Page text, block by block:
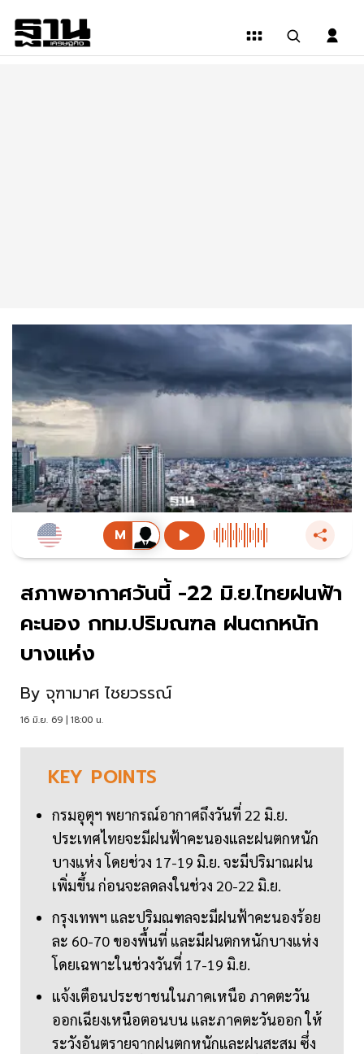
สภาพอากาศวันนี้ -22 มิ.ย.ไทยฝนฟ้า
คะนอง กทม.ปริมณฑล ฝนตกหนัก
บางแห่ง
By จุฑามาศ ไชยวรรณ์
16 มิ.ย. 69 | 18:00 น.
KEY POINTS
กรมอุตุฯ พยากรณ์อากาศถึงวันที่ 22 มิ.ย.
ประเทศไทยจะมีฝนฟ้าคะนองและฝนตกหนัก
บางแห่ง โดยช่วง 17-19 มิ.ย. จะมีปริมาณฝน
เพิ่มขึ้น ก่อนจะลดลงในช่วง 20-22 มิ.ย.
กรุงเทพฯ และปริมณฑลจะมีฝนฟ้าคะนองร้อย
ละ 60-70 ของพื้นที่ และมีฝนตกหนักบางแห่ง
โดยเฉพาะในช่วงวันที่ 17-19 มิ.ย.
แจ้งเตือนประชาชนในภาคเหนือ ภาคตะวัน
ออกเฉียงเหนือตอนบน และภาคตะวันออก ให้
ระวังอันตรายจากฝนตกหนักและฝนสะสม ซึ่ง